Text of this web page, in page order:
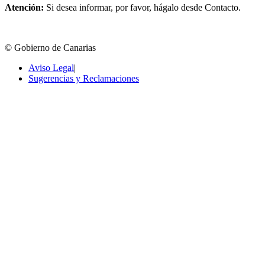
Atención: Si desea informar, por favor, hágalo desde Contacto.
© Gobierno de Canarias
Aviso Legal|
Sugerencias y Reclamaciones